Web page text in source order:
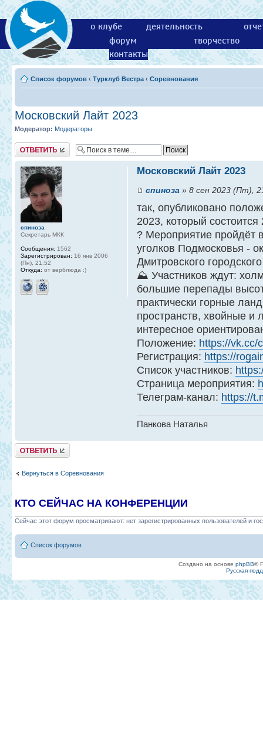
о клубе деятельность
форум
творчество
контакты
Список форумов ‹ Турклуб Вестра ‹ Соревнования
Московский Лайт 2023
Модератор: Модераторы
Ответить
Московский Лайт 2023
спиноза » 8 сен 2023 (Пт),
так, опубликовано
2023, который
? Мероприятие пройдёт
уголков Подмосковья -
Дмитровского
⛰ Участников ждут:
большие перепады
практически горные
пространств, хвойные и
интересное
Положение: https://vk.cc/
Регистрация: https://
Список участников:
Страница мероприятия:
Телеграм-канал: https://
Панкова Наталья
спиноза
Секретарь МКК
Сообщения: 1562
Зарегистрирован: 16 янв 2006
(Пн), 21:52
Откуда: от верблюда :)
Ответить
Вернуться в Соревнования
КТО СЕЙЧАС НА КОНФЕРЕНЦИИ
Сейчас этот форум просматривают: нет зарегистрированных пользователей и
Список форумов
Создано на основе phpBB®
Русская